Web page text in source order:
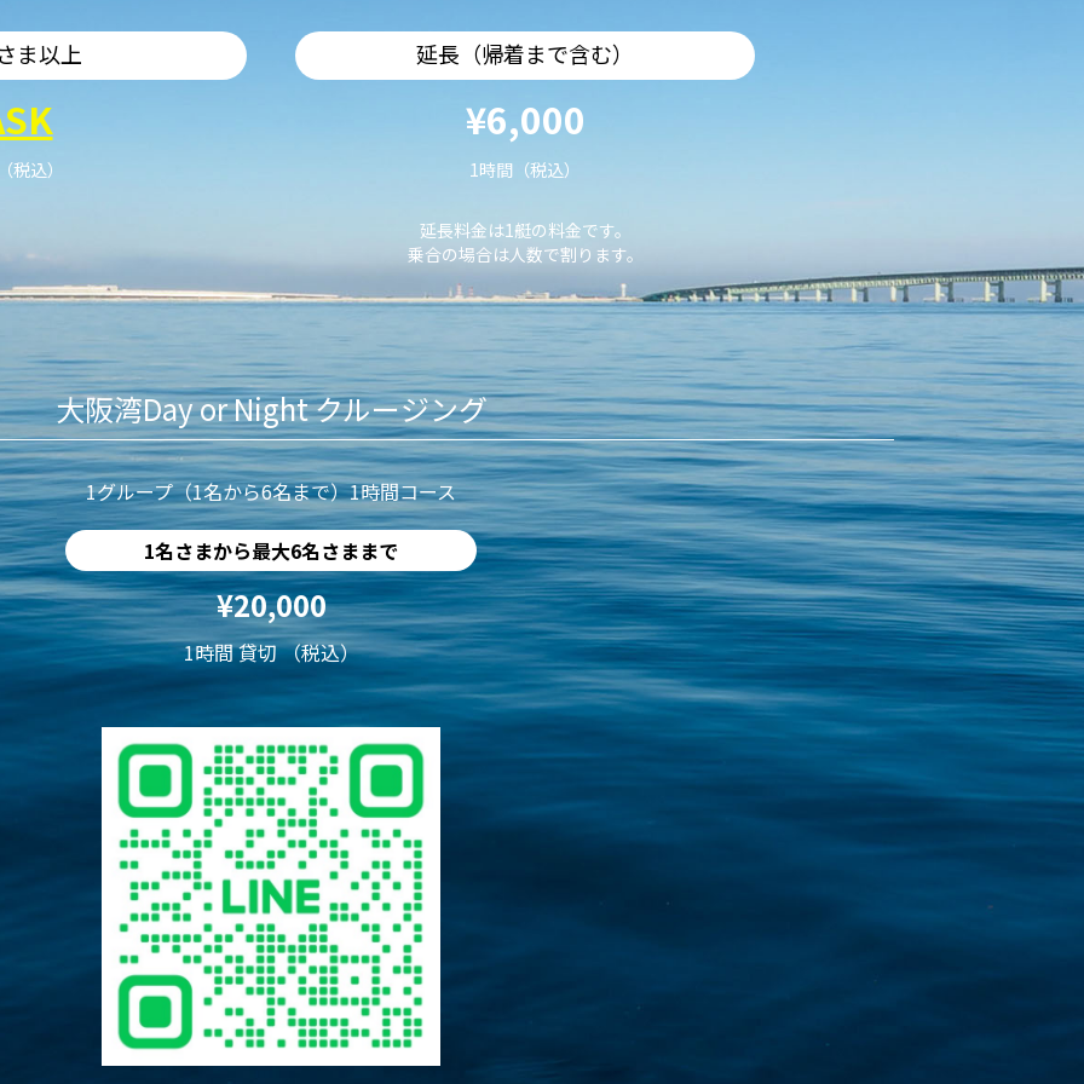
ま以上
税込）
延長（帰着まで含む）
¥6,000
1時間（税込）
延長料金は1艇の料金です。
乗合の場合は人数で割ります。
大阪湾Day or Night クルージング
1グループ（1名から6名まで）1時間コース
1名さまから最大6名さままで
¥20,000
1時間 貸切 （税込）